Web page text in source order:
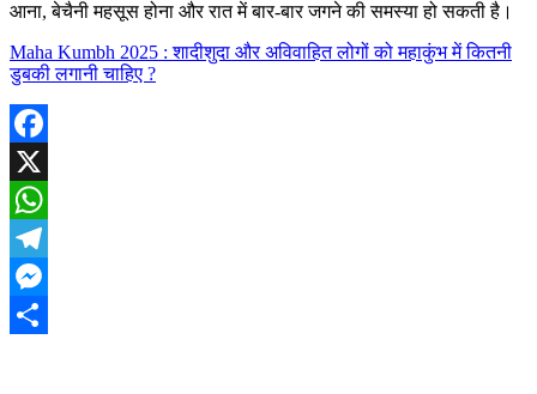
आना, बेचैनी महसूस होना और रात में बार-बार जगने की समस्या हो सकती है।
Maha Kumbh 2025 : शादीशुदा और अविवाहित लोगों को महाकुंभ में कितनी
डुबकी लगानी चाहिए ?
Facebook
X
WhatsApp
Telegram
Messenger